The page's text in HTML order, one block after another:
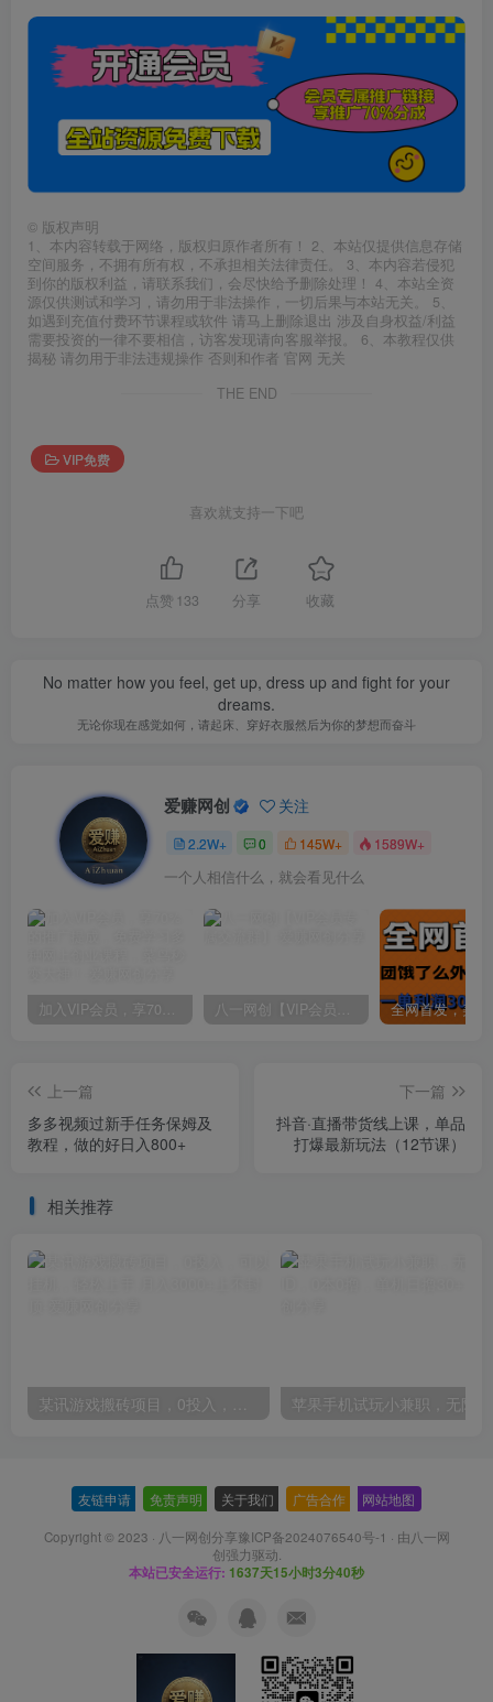
© 版权声明
1、本内容转载于网络，版权归原作者所有！ 2、本站仅提供信息存储
空间服务，不拥有所有权，不承担相关法律责任。 3、本内容若侵犯
到你的版权利益，请联系我们，会尽快给予删除处理！ 4、本站全资
源仅供测试和学习，请勿用于非法操作，一切后果与本站无关。 5、
如遇到充值付费环节课程或软件 请马上删除退出 涉及自身权益/利益
需要投资的一律不要相信，访客发现请向客服举报。 6、本教程仅供
揭秘 请勿用于非法违规操作 否则和作者 官网 无关
THE END
VIP免费
喜欢就支持一下吧
点赞 133 分享 收藏
No matter how you feel, get up, dress up and fight for your
dreams.
无论你现在感觉如何，请起床、穿好衣服然后为你的梦想而奋斗
爱赚网创 关注
2.2W+ 0 145W+ 1589W+
一个人相信什么，就会看见什么
加入VIP会员，享70%的推广提成，免费学习多种网上创业课程，菜鸟秒变大神！ 八一网创【VIP会员专属交流群】
上一篇
多多视频过新手任务保姆及
教程，做的好日入800+
下一篇
抖音·直播带货线上课，单品
打爆最新玩法（12节课）
相关推荐
某讯游戏搬砖项目，0投入，可以挂机，轻松上手,月入3000+上不封顶
友链申请 免责声明 关于我们 广告合作 网站地图
Copyright © 2023 · 八一网创分享豫ICP备2024076540号-1 · 由八一网
创强力驱动.
本站已安全运行: 1637天15小时3分41秒